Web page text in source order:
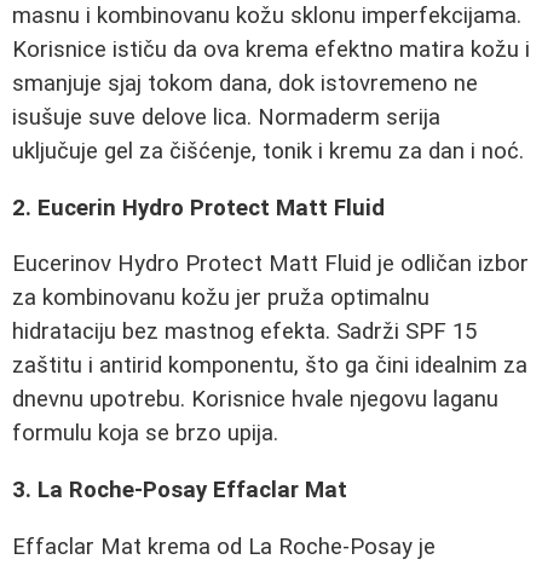
masnu i kombinovanu kožu sklonu imperfekcijama.
Korisnice ističu da ova krema efektno matira kožu i
smanjuje sjaj tokom dana, dok istovremeno ne
isušuje suve delove lica. Normaderm serija
uključuje gel za čišćenje, tonik i kremu za dan i noć.
2. Eucerin Hydro Protect Matt Fluid
Eucerinov Hydro Protect Matt Fluid je odličan izbor
za kombinovanu kožu jer pruža optimalnu
hidrataciju bez mastnog efekta. Sadrži SPF 15
zaštitu i antirid komponentu, što ga čini idealnim za
dnevnu upotrebu. Korisnice hvale njegovu laganu
formulu koja se brzo upija.
3. La Roche-Posay Effaclar Mat
Effaclar Mat krema od La Roche-Posay je